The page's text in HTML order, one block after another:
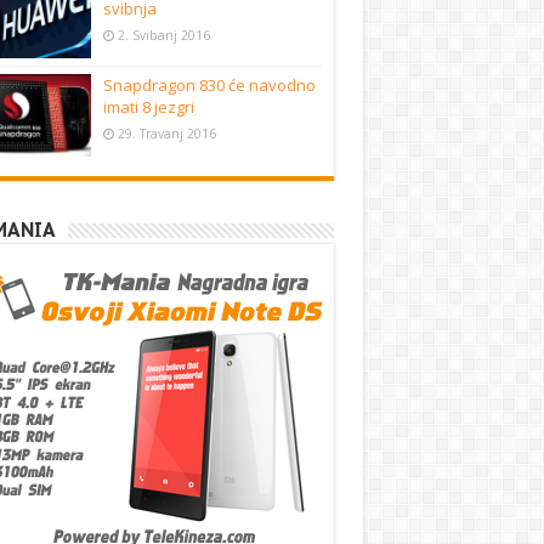
svibnja
2. Svibanj 2016
Snapdragon 830 će navodno
imati 8 jezgri
29. Travanj 2016